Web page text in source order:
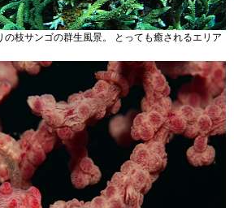
の枝サンゴの群生風景。 とっても癒されるエリア